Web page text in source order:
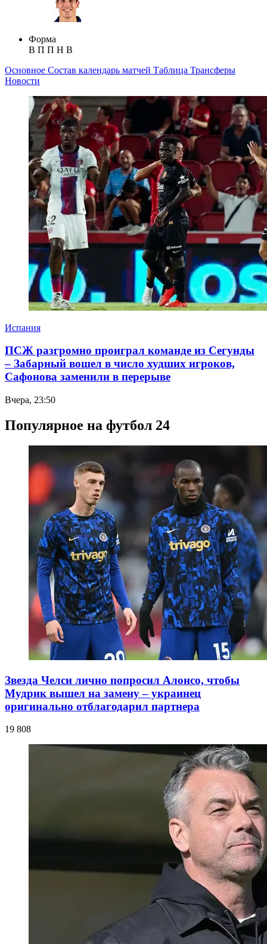
Форма
В П П Н В
Основное Состав календарь матчей Таблица Трансферы
Новости
Испания
ПСЖ разгромно проиграл команде из Сегунды
– Забарный вошел в число худших игроков,
Сафонова заменили в перерыве
Вчера, 23:50
Популярное на футбол 24
Звезда Челси лично попросил Алонсо, чтобы
Мудрик вышел на замену – украинец
оригинально отблагодарил партнера
19 808